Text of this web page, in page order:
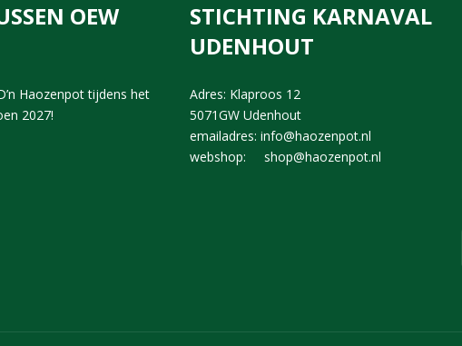
OEW
Haozenpot tijdens het
2027!
STICHTING KARNAVAL
UDENHOUT
Adres: Klaproos 12
5071GW Udenhout
emailadres: info@haozenpot.nl
webshop: shop@haozenpot.nl